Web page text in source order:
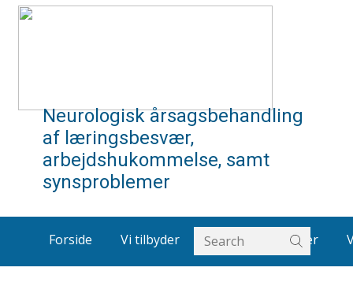
Neurologisk årsagsbehandling
af læringsbesvær,
arbejdshukommelse, samt
synsproblemer
Forside Vi tilbyder Om os Artikler